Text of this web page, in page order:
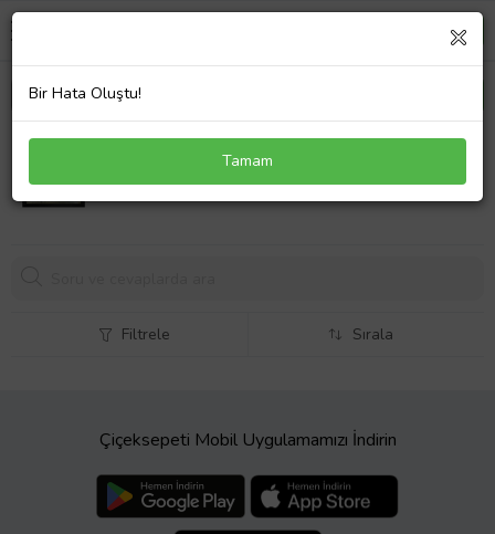
Manzara Temalı Kanvas Tablo 80 x 110 cm Siyah
Filtrele Sırala
Çiçeksepeti Mobil Uygulamamızı İndirin
Bir Hata Oluştu!
Tamam